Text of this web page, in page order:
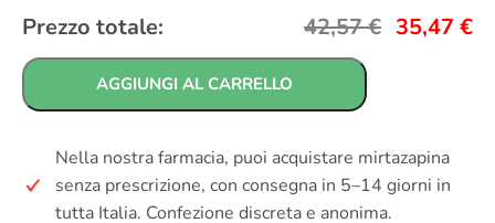
Prezzo totale: 42,57€ 35,47 €
AGGIUNGI AL CARRELLO
Nella nostra farmacia, puoi acquistare mirtazapina
senza prescrizione, con consegna in 5–14 giorni in
tutta Italia. Confezione discreta e anonima.